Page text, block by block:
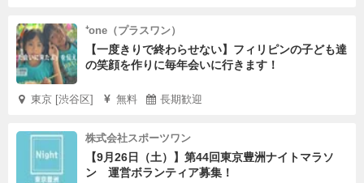
⁺one（プラスワン）
【一度きりで終わらせない】フィリピンの子ども達
の笑顔を作りに毎年会いに行きます！
東京 [渋谷区] 無料 長期歓迎
株式会社スポーツワン
【9月26日（土）】第44回東京豊洲ナイトマラソ
ン 運営ボランティア募集！